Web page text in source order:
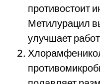
противостоит
Метилурацил
улучшает